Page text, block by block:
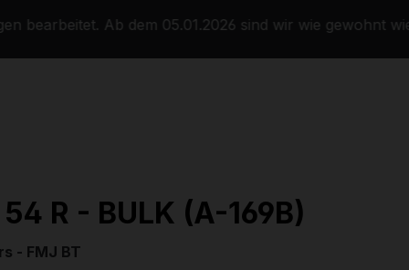
Ab dem 05.01.2026 sind wir wie gewohnt
R - BULK (A-169B)
- FMJ BT